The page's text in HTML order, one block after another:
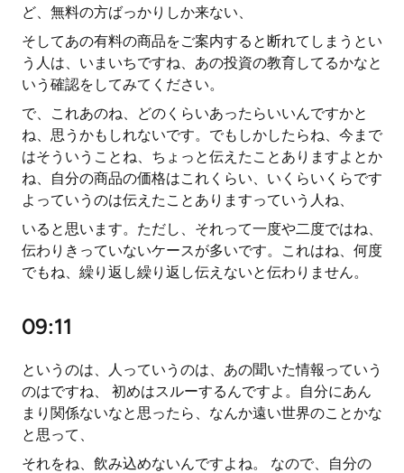
ど、無料の方ばっかりしか来ない、
そしてあの有料の商品をご案内すると断れてしまうとい
う人は、いまいちですね、あの投資の教育してるかなと
いう確認をしてみてください。
で、これあのね、どのくらいあったらいいんですかと
ね、思うかもしれないです。でもしかしたらね、今まで
はそういうことね、ちょっと伝えたことありますよとか
ね、自分の商品の価格はこれくらい、いくらいくらです
よっていうのは伝えたことありますっていう人ね、
いると思います。ただし、それって一度や二度ではね、
伝わりきっていないケースが多いです。これはね、何度
でもね、繰り返し繰り返し伝えないと伝わりません。
09:11
というのは、人っていうのは、あの聞いた情報っていう
のはですね、 初めはスルーするんですよ。自分にあん
まり関係ないなと思ったら、なんか遠い世界のことかな
と思って、
それをね、飲み込めないんですよね。 なので、自分の